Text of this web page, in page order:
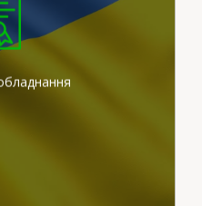
на
станціях
виробника